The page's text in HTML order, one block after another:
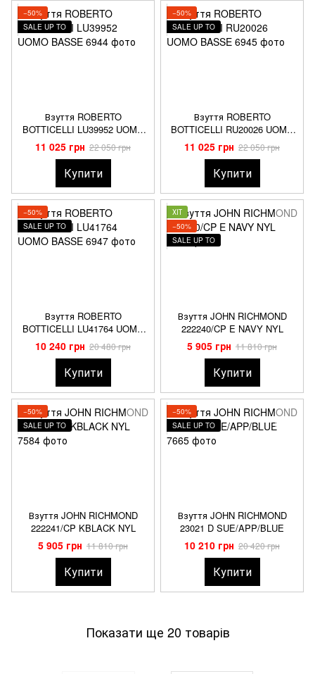
−50%
SALE UP TO
Взуття ROBERTO
BOTTICELLI LU39952 UOMO
BASSE
11 025 грн 22 050 грн
Купити
−50%
SALE UP TO
Взуття ROBERTO
BOTTICELLI RU20026 UOMO
BASSE
11 025 грн 22 050 грн
Купити
−50%
SALE UP TO
Взуття ROBERTO
BOTTICELLI LU41764 UOMO
BASSE
10 240 грн 20 480 грн
Купити
ХІТ
−50%
SALE UP TO
Взуття JOHN RICHMOND
222240/CP E NAVY NYL
5 905 грн 11 810 грн
Купити
−50%
SALE UP TO
Взуття JOHN RICHMOND
222241/CP KBLACK NYL
5 905 грн 11 810 грн
Купити
−50%
SALE UP TO
Взуття JOHN RICHMOND
23021 D SUE/APP/BLUE
10 210 грн 20 420 грн
Купити
Показати ще 20 товарів